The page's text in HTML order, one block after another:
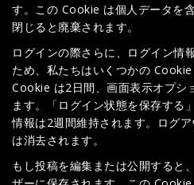
す。この Cookie は個人データを
閉じると廃棄されます。
ログインの際さらに、ログイン情
ため、私たちはいくつかの
Cookie は2日間、画面表示オプシ
ます。「ログイン状態を保存する
情報は2週間維持されます。ログ
は消去されます。
もし投稿を編集または公開すると